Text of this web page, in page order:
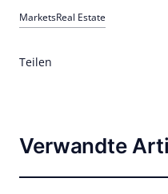
MarketsReal Estate
Teilen
Verwandte